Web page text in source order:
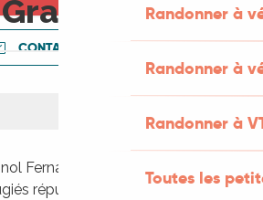
Randonner à
Randonner à
Randonner à
Toutes les
Gratuit
CONTACTEZ-NOUS
Fernando Sígler retrace
républicains espagnols